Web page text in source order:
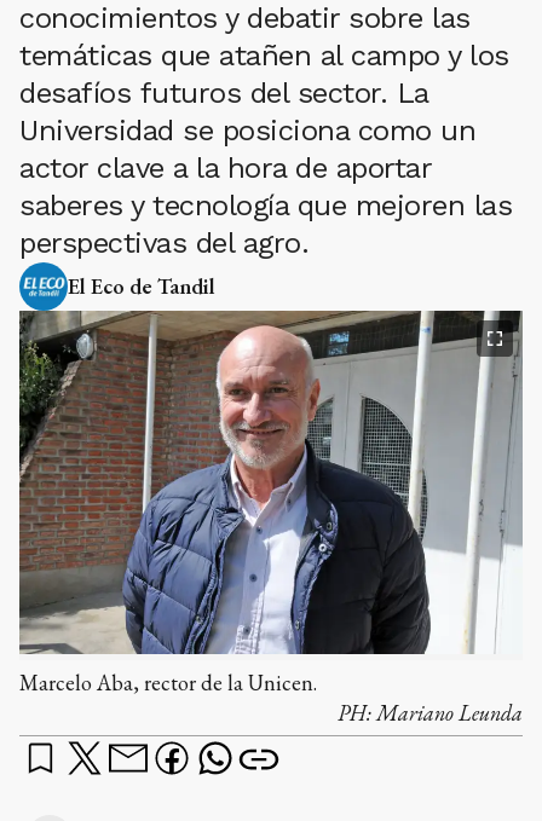
conocimientos y debatir sobre las
temáticas que atañen al campo y los
desafíos futuros del sector. La
Universidad se posiciona como un
actor clave a la hora de aportar
saberes y tecnología que mejoren las
perspectivas del agro.
El Eco de Tandil
Marcelo Aba, rector de la Unicen.
PH:Mariano Leunda